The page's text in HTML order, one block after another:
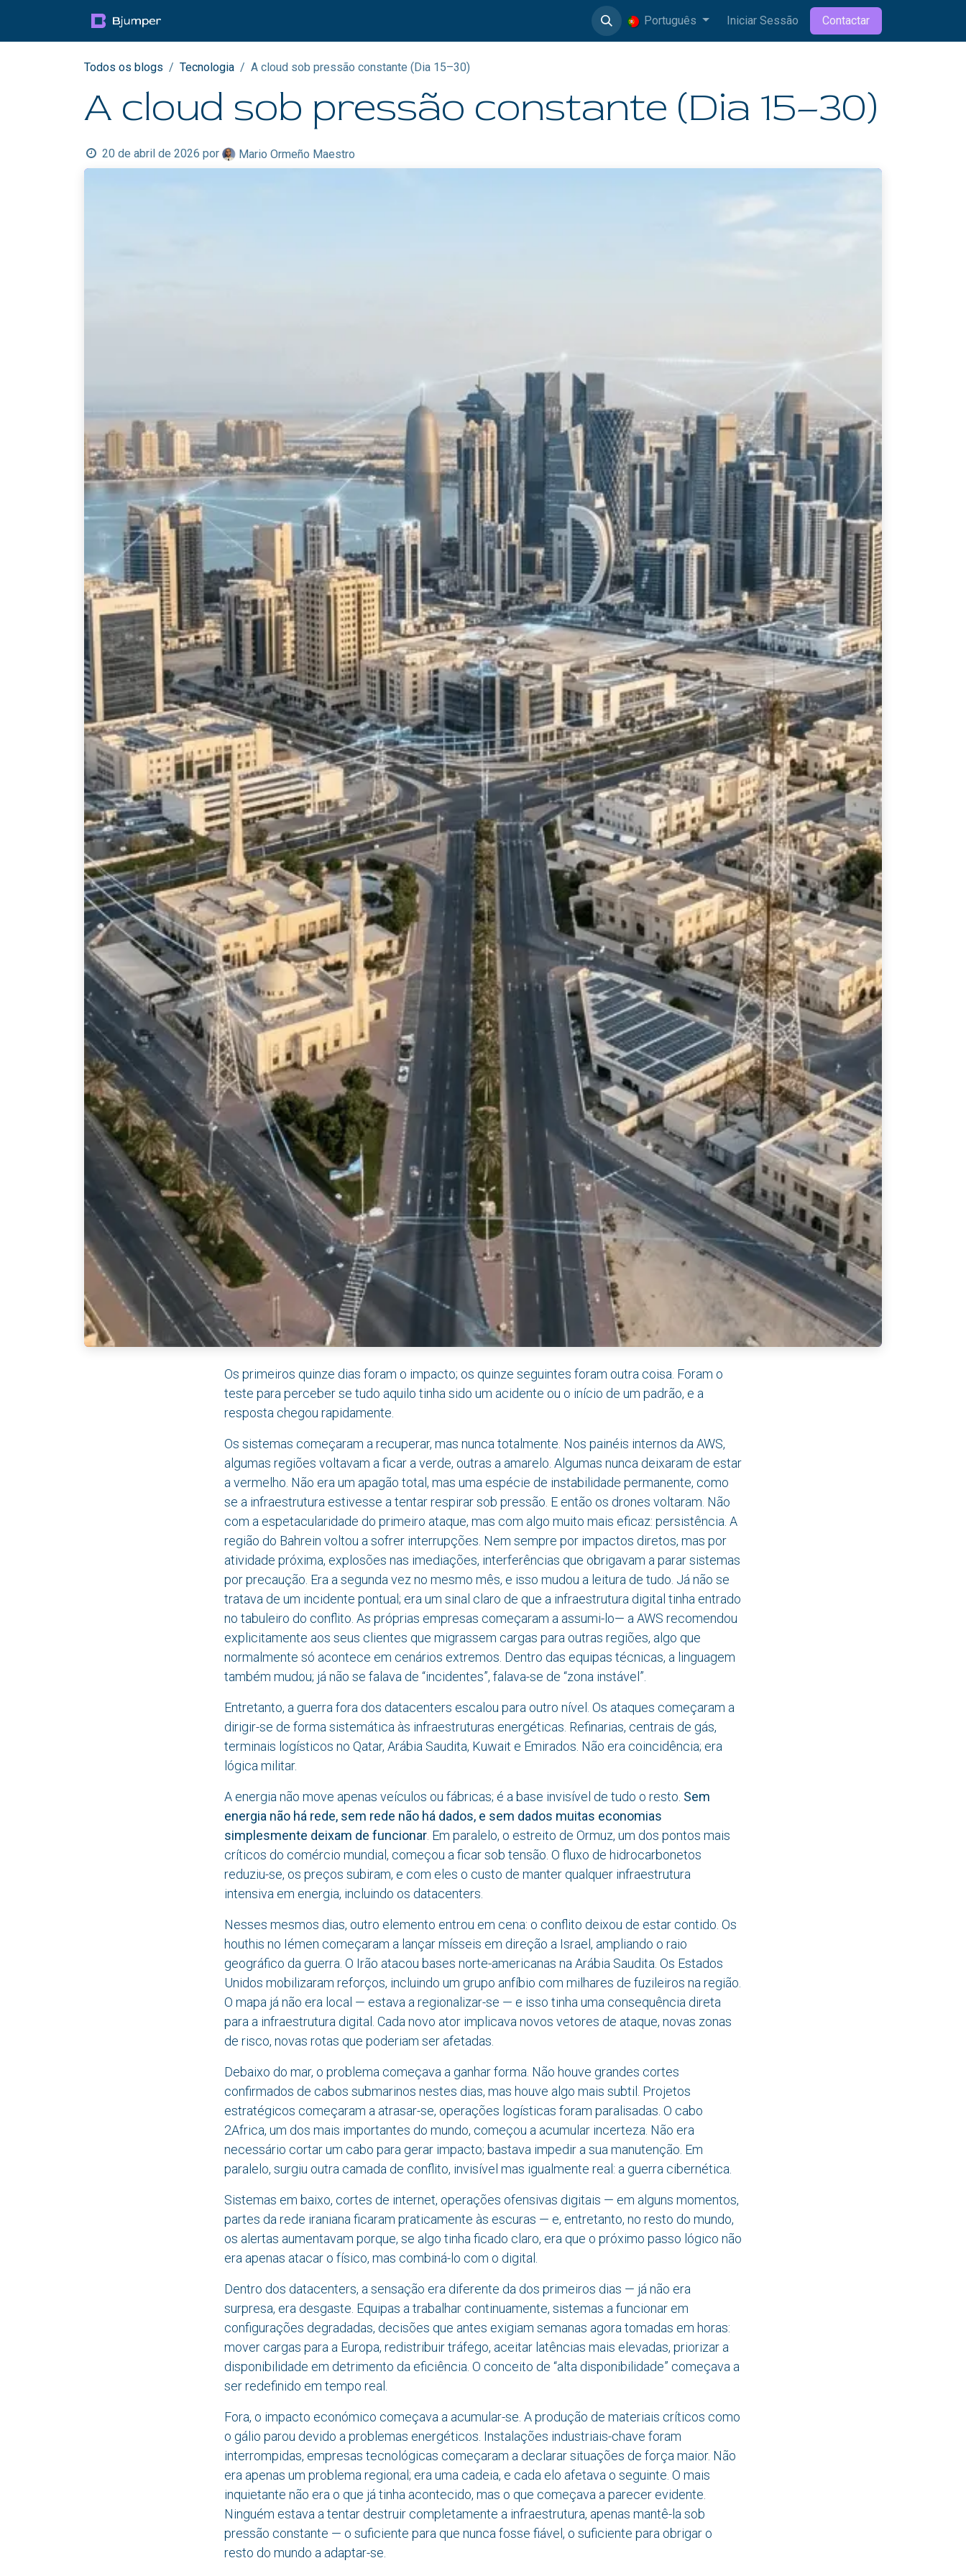
Português Iniciar Sessão Contactar
Todos os blogs Tecnologia A cloud sob pressão constante (Dia 15–30)
A cloud sob pressão constante (Dia 15–30)
20 de abril de 2026 por Mario Ormeño Maestro
Os primeiros quinze dias foram o impacto; os quinze seguintes foram outra coisa. Foram o
teste para perceber se tudo aquilo tinha sido um acidente ou o início de um padrão, e a
resposta chegou rapidamente.
Os sistemas começaram a recuperar, mas nunca totalmente. Nos painéis internos da AWS,
algumas regiões voltavam a ficar a verde, outras a amarelo. Algumas nunca deixaram de estar
a vermelho. Não era um apagão total, mas uma espécie de instabilidade permanente, como
se a infraestrutura estivesse a tentar respirar sob pressão. E então os drones voltaram. Não
com a espetacularidade do primeiro ataque, mas com algo muito mais eficaz: persistência. A
região do Bahrein voltou a sofrer interrupções. Nem sempre por impactos diretos, mas por
atividade próxima, explosões nas imediações, interferências que obrigavam a parar sistemas
por precaução. Era a segunda vez no mesmo mês, e isso mudou a leitura de tudo. Já não se
tratava de um incidente pontual; era um sinal claro de que a infraestrutura digital tinha entrado
no tabuleiro do conflito. As próprias empresas começaram a assumi-lo— a AWS recomendou
explicitamente aos seus clientes que migrassem cargas para outras regiões, algo que
normalmente só acontece em cenários extremos. Dentro das equipas técnicas, a linguagem
também mudou; já não se falava de “incidentes”, falava-se de “zona instável”.
Entretanto, a guerra fora dos datacenters escalou para outro nível. Os ataques começaram a
dirigir-se de forma sistemática às infraestruturas energéticas. Refinarias, centrais de gás,
terminais logísticos no Qatar, Arábia Saudita, Kuwait e Emirados. Não era coincidência; era
lógica militar.
A energia não move apenas veículos ou fábricas; é a base invisível de tudo o resto. Sem
energia não há rede, sem rede não há dados, e sem dados muitas economias
simplesmente deixam de funcionar . Em paralelo, o estreito de Ormuz, um dos pontos mais
críticos do comércio mundial, começou a ficar sob tensão. O fluxo de hidrocarbonetos
reduziu-se, os preços subiram, e com eles o custo de manter qualquer infraestrutura
intensiva em energia, incluindo os datacenters.
Nesses mesmos dias, outro elemento entrou em cena: o conflito deixou de estar contido. Os
houthis no Iémen começaram a lançar mísseis em direção a Israel, ampliando o raio
geográfico da guerra. O Irão atacou bases norte-americanas na Arábia Saudita. Os Estados
Unidos mobilizaram reforços, incluindo um grupo anfíbio com milhares de fuzileiros na região.
O mapa já não era local — estava a regionalizar-se — e isso tinha uma consequência direta
para a infraestrutura digital. Cada novo ator implicava novos vetores de ataque, novas zonas
de risco, novas rotas que poderiam ser afetadas.
Debaixo do mar, o problema começava a ganhar forma. Não houve grandes cortes
confirmados de cabos submarinos nestes dias, mas houve algo mais subtil. Projetos
estratégicos começaram a atrasar-se, operações logísticas foram paralisadas. O cabo
2Africa, um dos mais importantes do mundo, começou a acumular incerteza. Não era
necessário cortar um cabo para gerar impacto; bastava impedir a sua manutenção. Em
paralelo, surgiu outra camada de conflito, invisível mas igualmente real: a guerra cibernética.
Sistemas em baixo, cortes de internet, operações ofensivas digitais — em alguns momentos,
partes da rede iraniana ficaram praticamente às escuras — e, entretanto, no resto do mundo,
os alertas aumentavam porque, se algo tinha ficado claro, era que o próximo passo lógico não
era apenas atacar o físico, mas combiná-lo com o digital.
Dentro dos datacenters, a sensação era diferente da dos primeiros dias — já não era
surpresa, era desgaste. Equipas a trabalhar continuamente, sistemas a funcionar em
configurações degradadas, decisões que antes exigiam semanas agora tomadas em horas:
mover cargas para a Europa, redistribuir tráfego, aceitar latências mais elevadas, priorizar a
disponibilidade em detrimento da eficiência. O conceito de “alta disponibilidade” começava a
ser redefinido em tempo real.
Fora, o impacto económico começava a acumular-se. A produção de materiais críticos como
o gálio parou devido a problemas energéticos. Instalações industriais-chave foram
interrompidas, empresas tecnológicas começaram a declarar situações de força maior. Não
era apenas um problema regional; era uma cadeia, e cada elo afetava o seguinte. O mais
inquietante não era o que já tinha acontecido, mas o que começava a parecer evidente.
Ninguém estava a tentar destruir completamente a infraestrutura, apenas mantê-la sob
pressão constante — o suficiente para que nunca fosse fiável, o suficiente para obrigar o
resto do mundo a adaptar-se.